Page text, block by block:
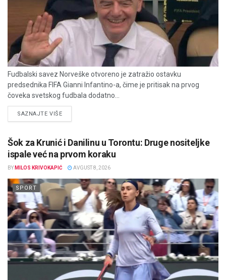
Fudbalski savez Norveške otvoreno je zatražio ostavku
predsednika FIFA Gianni Infantino-a, čime je pritisak na prvog
čoveka svetskog fudbala dodatno...
SAZNAJTE VIŠEDETAILS
Šok za Krunić i Danilinu u Torontu: Druge nositeljke
ispale već na prvom koraku
BY MILOS KRIVOKAPIĆ AVGUST 8, 2026
SPORT